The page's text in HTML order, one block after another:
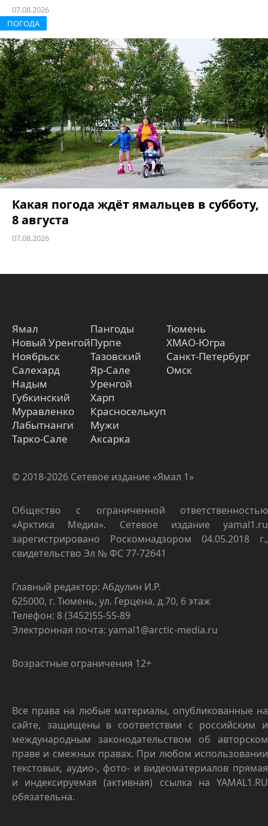
07.08.2026
ПОГОДА
Какая погода ждёт ямальцев в субботу,
8 августа
07.08.2026
Ямал
Новый Уренгой
Ноябрьск
Салехард
Надым
Губкинский
Муравленко
Лабытнанги
Тарко-Сале
Пангоды
Пурпе
Тазовский
Яр-Сале
Уренгой
Харп
Красноселькуп
Мужи
Аксарка
Тюмень
ХМАО-Югра
Санкт-Петербург
Омск
© 2018-2026 Сетевое издание «Ямал 1»
Общество с ограниченной ответственностью
«Арктика Медиа». Сетевое издание yamal1.ru
зарегистрировано Роскомнадзором 04.05.2018 г.,
свидетельство Эл № ФС 77-72641
Главный редактор: Абдулин И.Р.
625000, г. Тюмень, ул. Герцена, д.70, 6 этаж
Телефон: 8 (3452)55-55-89
Электронная почта: yamal1@arctic-media.ru
Возрастные ограничения 12+
Все права на любые материалы, опубликованные на
сайте, защищены в соответствии с российским и
международным законодательством об авторском
праве и смежных правах. При любом использовании
текстовых, аудио-, фото- и видеоматериалов прямая
и индексируемая (активная) ссылка на YAMAL1.RU
обязательна.